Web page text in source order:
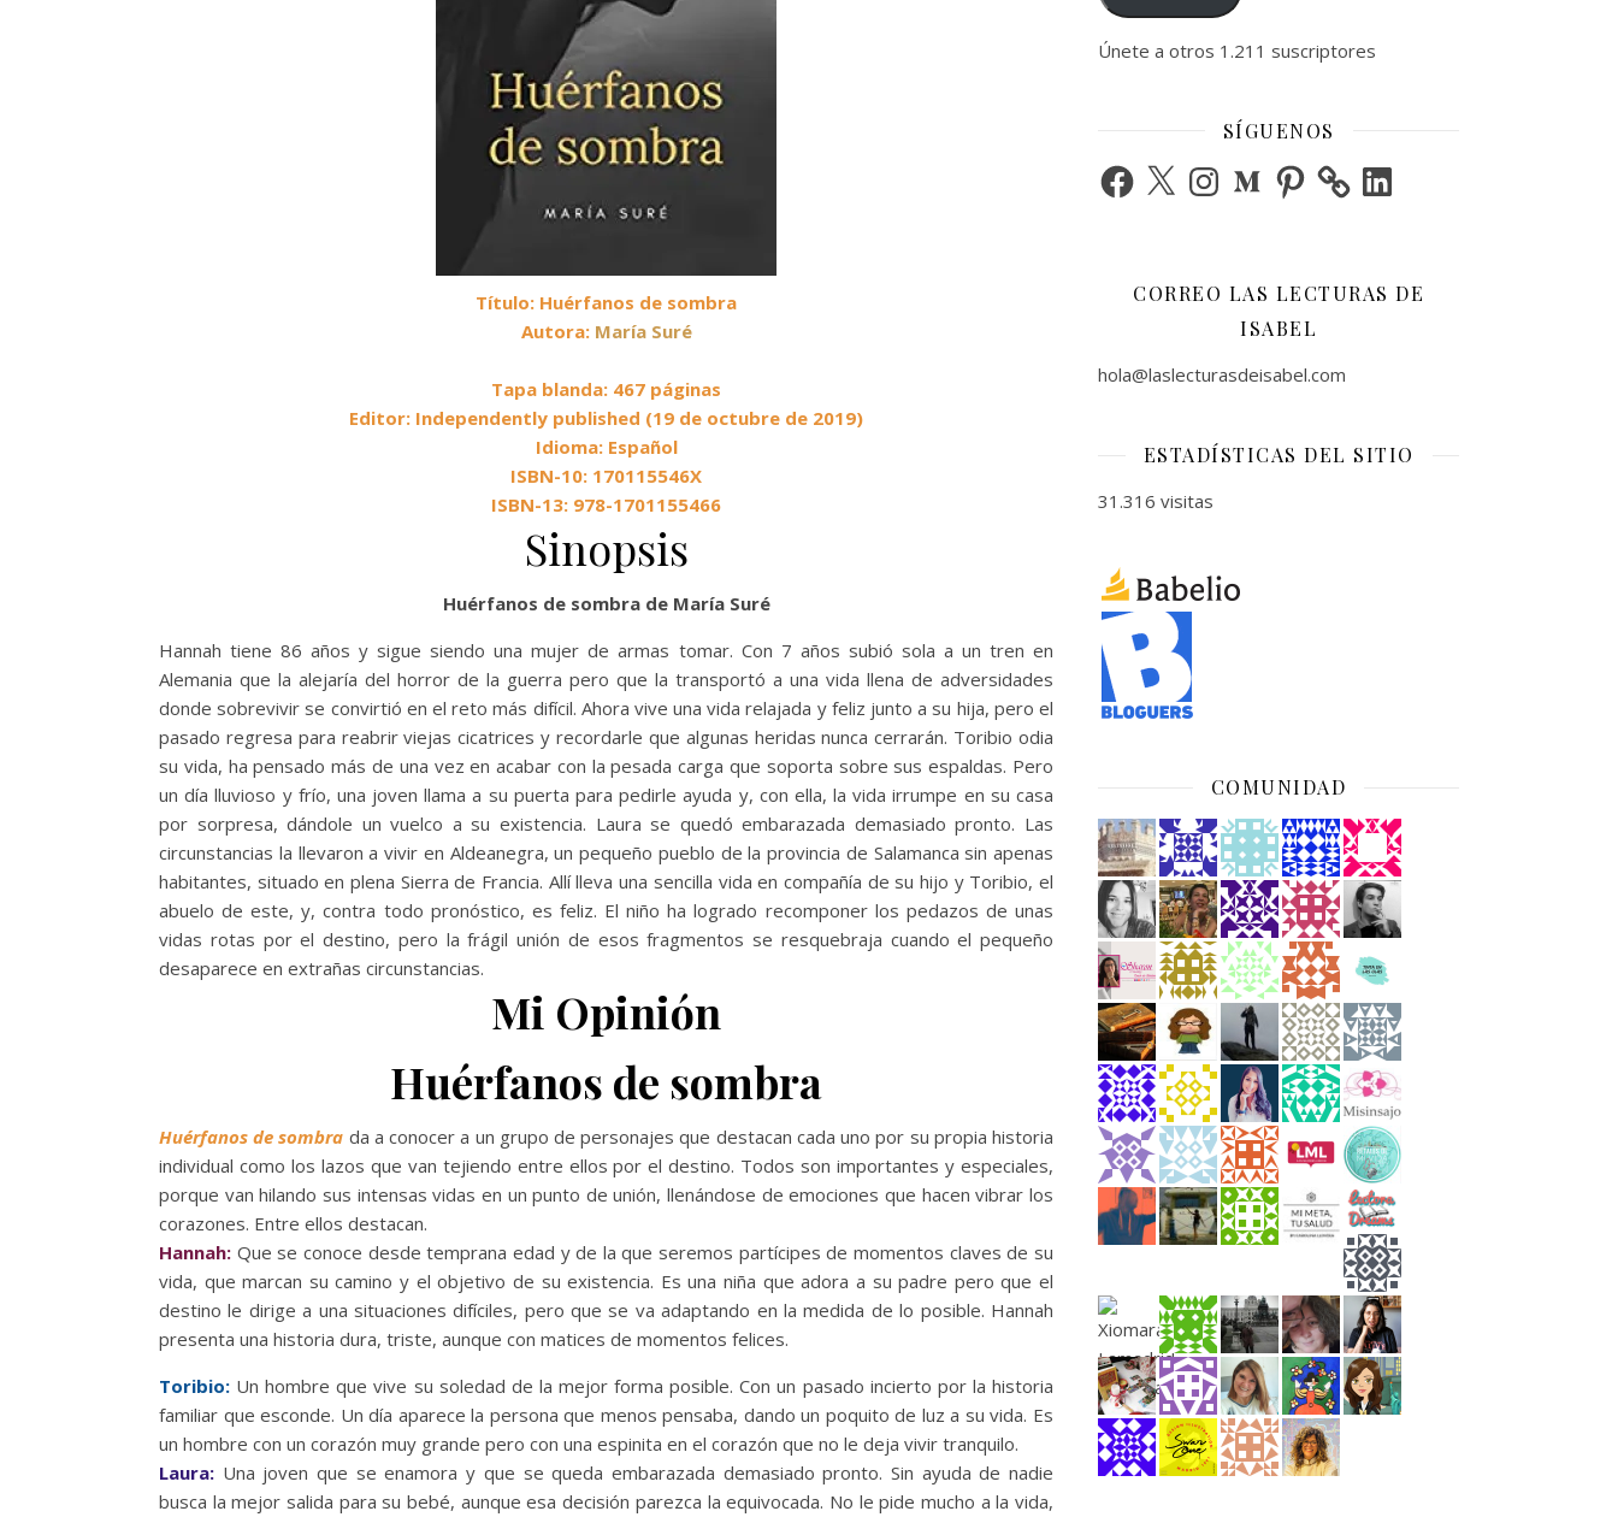
Título: Huérfanos de sombra
Autora: María Suré
Tapa blanda: 467 páginas
Editor: Independently published (19 de octubre de 2019)
Idioma: Español
ISBN-10: 170115546X
ISBN-13: 978-1701155466
Sinopsis
Huérfanos de sombra de María Suré
Hannah tiene 86 años y sigue siendo una mujer de armas tomar. Con 7 años subió sola a un tren en
Alemania que la alejaría del horror de la guerra pero que la transportó a una vida llena de adversidades
donde sobrevivir se convirtió en el reto más difícil. Ahora vive una vida relajada y feliz junto a su hija, pero el
pasado regresa para reabrir viejas cicatrices y recordarle que algunas heridas nunca cerrarán. Toribio odia
su vida, ha pensado más de una vez en acabar con la pesada carga que soporta sobre sus espaldas. Pero
un día lluvioso y frío, una joven llama a su puerta para pedirle ayuda y, con ella, la vida irrumpe en su casa
por sorpresa, dándole un vuelco a su existencia. Laura se quedó embarazada demasiado pronto. Las
circunstancias la llevaron a vivir en Aldeanegra, un pequeño pueblo de la provincia de Salamanca sin apenas
habitantes, situado en plena Sierra de Francia. Allí lleva una sencilla vida en compañía de su hijo y Toribio, el
abuelo de este, y, contra todo pronóstico, es feliz. El niño ha logrado recomponer los pedazos de unas
vidas rotas por el destino, pero la frágil unión de esos fragmentos se resquebraja cuando el pequeño
desaparece en extrañas circunstancias.
Mi Opinión
Huérfanos de sombra
Huérfanos de sombra da a conocer a un grupo de personajes que destacan cada uno por su propia historia
individual como los lazos que van tejiendo entre ellos por el destino. Todos son importantes y especiales,
porque van hilando sus intensas vidas en un punto de unión, llenándose de emociones que hacen vibrar los
corazones. Entre ellos destacan.
Hannah: Que se conoce desde temprana edad y de la que seremos partícipes de momentos claves de su
vida, que marcan su camino y el objetivo de su existencia. Es una niña que adora a su padre pero que el
destino le dirige a una situaciones difíciles, pero que se va adaptando en la medida de lo posible. Hannah
presenta una historia dura, triste, aunque con matices de momentos felices.
Toribio: Un hombre que vive su soledad de la mejor forma posible. Con un pasado incierto por la historia
familiar que esconde. Un día aparece la persona que menos pensaba, dando un poquito de luz a su vida. Es
un hombre con un corazón muy grande pero con una espinita en el corazón que no le deja vivir tranquilo.
Laura: Una joven que se enamora y que se queda embarazada demasiado pronto. Sin ayuda de nadie
busca la mejor salida para su bebé, aunque esa decisión parezca la equivocada. No le pide mucho a la vida,
Únete a otros 1.211 suscriptores
SÍGUENOS
Facebook
X InstagramMediumPinterest LinkedIn
CORREO LAS LECTURAS DE
ISABEL
hola@laslecturasdeisabel.com
ESTADÍSTICAS DEL SITIO
31.316 visitas
COMUNIDAD